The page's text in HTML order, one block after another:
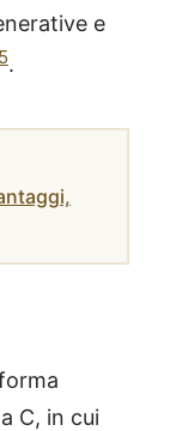
e
.
C, in cui